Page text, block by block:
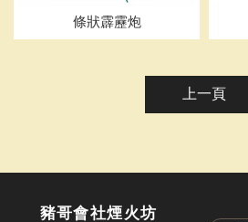
條狀霹靂炮
上一頁